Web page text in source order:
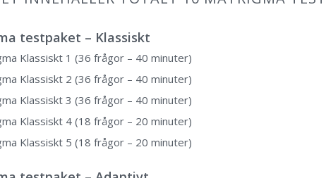
testpaket – Klassiskt
Klassiskt 1 (36 frågor – 40 minuter)
Klassiskt 2 (36 frågor – 40 minuter)
Klassiskt 3 (36 frågor – 40 minuter)
Klassiskt 4 (18 frågor – 20 minuter)
Klassiskt 5 (18 frågor – 20 minuter)